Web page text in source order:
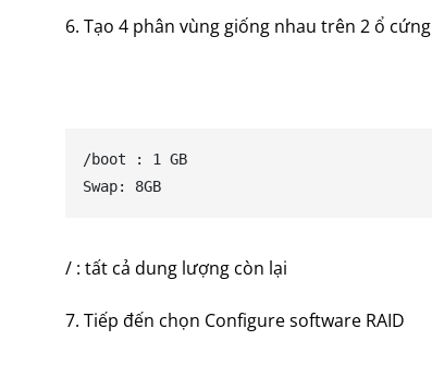
6. Tạo 4 phân vùng giống nhau trên 2 ổ cứng
/boot : 1 GB
Swap: 8GB
/ : tất cả dung lượng còn lại
7. Tiếp đến chọn Configure software RAID